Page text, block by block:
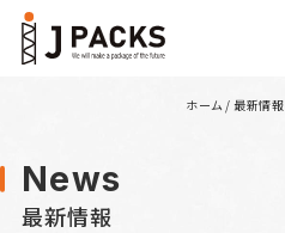
ホーム/最新情報
News
最新情報